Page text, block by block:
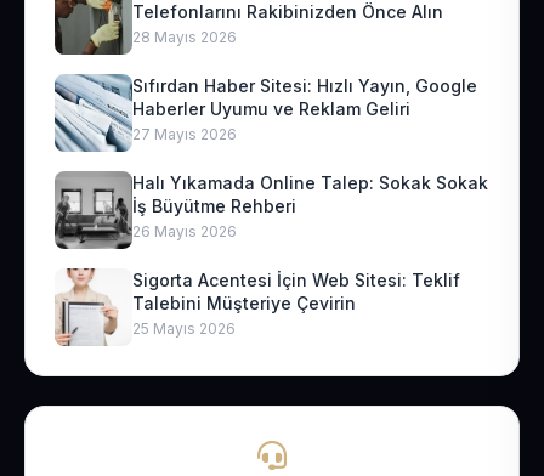
Telefonlarını Rakibinizden Önce Alın
28 Mayıs 2026
Sıfırdan Haber Sitesi: Hızlı Yayın, Google
Haberler Uyumu ve Reklam Geliri
27 Mayıs 2026
Halı Yıkamada Online Talep: Sokak Sokak
İş Büyütme Rehberi
26 Mayıs 2026
Sigorta Acentesi İçin Web Sitesi: Teklif
Talebini Müşteriye Çevirin
25 Mayıs 2026